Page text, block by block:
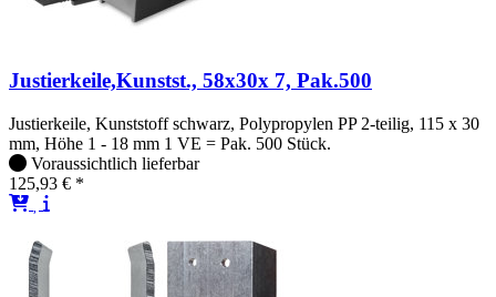
Justierkeile,Kunstst., 58x30x 7, Pak.500
Justierkeile, Kunststoff schwarz, Polypropylen PP 2-teilig, 115 x 30
mm, Höhe 1 - 18 mm 1 VE = Pak. 500 Stück.
Voraussichtlich lieferbar
125,93 € *